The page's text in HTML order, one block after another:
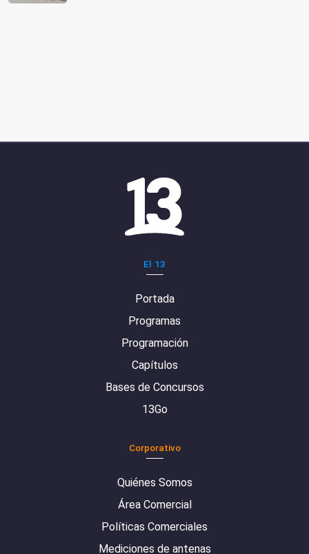
El 13
Portada
Programas
Programación
Capítulos
Bases de Concursos
13Go
Corporativo
Quiénes Somos
Área Comercial
Políticas Comerciales
Mediciones de antenas